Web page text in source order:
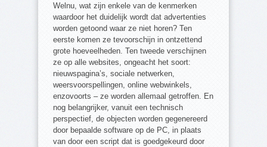
Welnu, wat zijn enkele van de kenmerken
waardoor het duidelijk wordt dat advertenties
worden getoond waar ze niet horen? Ten
eerste komen ze tevoorschijn in ontzettend
grote hoeveelheden. Ten tweede verschijnen
ze op alle websites, ongeacht het soort:
nieuwspagina’s, sociale netwerken,
weersvoorspellingen, online webwinkels,
enzovoorts – ze worden allemaal getroffen. En
nog belangrijker, vanuit een technisch
perspectief, de objecten worden gegenereerd
door bepaalde software op de PC, in plaats
van door een script dat is goedgekeurd door